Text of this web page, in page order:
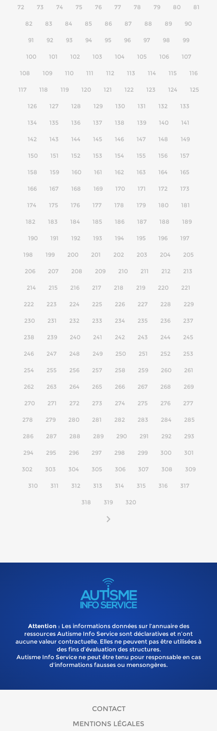
72 73 74 75 76 77 78 79 80 81
82 83 84 85 86 87 88 89 90
91 92 93 94 95 96 97 98 99
100 101 102 103 104 105 106 107
108 109 110 111 112 113 114 115 116
117 118 119 120 121 122 123 124 125
126 127 128 129 130 131 132 133
134 135 136 137 138 139 140 141
142 143 144 145 146 147 148 149
150 151 152 153 154 155 156 157
158 159 160 161 162 163 164 165
166 167 168 169 170 171 172 173
174 175 176 177 178 179 180 181
182 183 184 185 186 187 188 189
190 191 192 193 194 195 196 197
198 199 200 201 202 203 204 205
206 207 208 209 210 211 212 213
214 215 216 217 218 219 220 221
222 223 224 225 226 227 228 229
230 231 232 233 234 235 236 237
238 239 240 241 242 243 244 245
246 247 248 249 250 251 252 253
254 255 256 257 258 259 260 261
262 263 264 265 266 267 268 269
270 271 272 273 274 275 276 277
278 279 280 281 282 283 284 285
286 287 288 289 290 291 292 293
294 295 296 297 298 299 300 301
302 303 304 305 306 307 308 309
310 311 312 313 314 315 316 317
318 319 320
Attention : Les informations données sur l’annuaire des
ressources Autisme Info Service sont déclaratives et n’ont
aucune valeur contractuelle. Elles ne peuvent pas être utilisées à
des fins d’évaluation des structures.
Autisme Info Service ne peut être tenu pour responsable en cas
d'informations fausses ou mensongères.
CONTACT
MENTIONS LÉGALES